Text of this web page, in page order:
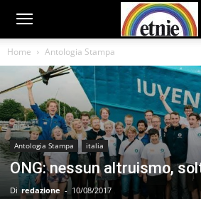
Home Antologia Stampa
Antologia Stampa italia
ONG: nessun altruismo,
Di redazione - 10/08/2017